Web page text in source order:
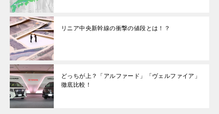
リニア中央新幹線の衝撃の値段とは！？
どっちが上？「アルファード」「ヴェルファイア」
徹底比較！